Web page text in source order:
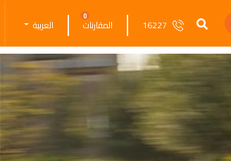
16227 المقارنات
0
العربية